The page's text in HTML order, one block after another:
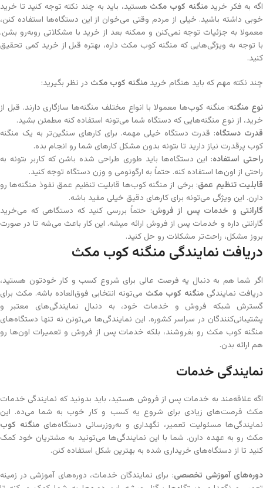
اگه به فکر خریدمنگنه کوب مکث هستید، باید به چند نکته توجه کنید تا خرید
خوبی داشته باشید. خیلی از مردم وقتی می‌خوان از این دستگاه‌ها استفاده کنن،
معمولا به جزئیات توجه نمی‌کنن و ممکنه بعد از خرید با مشکلاتی روبه‌رو بشن.
با توجه به ویژگی‌هایی که منگنه کوب مکث داره، بهتره قبل از خرید کمی تحقیق
کنید.
چند نکته مهم که باید هنگام خرید منگنه کوب مکث در نظر بگیرید:
نوع منگنه: منگنه کوب‌ها معمولا با انواع مختلف منگنه‌ها سازگاری دارند. قبل از
خرید، از نوع منگنه‌هایی که دستگاه شما می‌تونه استفاده کنه مطمئن بشید.
قدرت دستگاه: قدرت دستگاه خیلی مهمه. برای کارهای سنگین‌تر به یک منگنه
کوب پرقدرت نیاز دارید تا بتونه بدون مشکل کارهای شما رو انجام بده.
راحتی استفاده: این دستگاه‌ها باید طوری طراحی شده باشن که کاربر بتونه به
راحتی از اون‌ها استفاده کنه. حتماً به ارگونومی و وزن دستگاه توجه کنید.
قابلیت تنظیم عمق: برخی از منگنه کوب‌ها قابلیت تنظیم عمق نفوذ منگنه‌ها رو
دارن. این ویژگی می‌تونه برای کارهای دقیق خیلی مفید باشه.
گارانتی و خدمات پس از فروش: حتماً بررسی کنید که دستگاهی که می‌خرید
گارانتی داره و خدمات پس از فروش ارائه میشه. این کار باعث می‌شه تا در صورت
بروز مشکل، راحت‌تر مشکلات رو حل کنید.
دریافت نمایندگی منگنه کوب مکث
اگر شما هم به دنبال یه فرصت عالی برای شروع کسب و کار خودتون هستید،
دریافت نمایندگی منگنه کوب مکث می‌تونه انتخابی فوق‌العاده باشه. مکث برای
گسترش شبکه فروش و خدمات خود، به دنبال نمایندگی‌های معتبر و
پشتیبانی‌کنندگان در سراسر کشوره. این نمایندگی‌ها می‌تونن نه تنها دستگاه‌های
منگنه کوب مکث رو بفروشند، بلکه خدمات پس از فروش و تعمیرات اون‌ها رو
هم ارائه بدن.
نمایندگی خدمات
اگه علاقه‌مند به خدمات پس از فروش هستید، باید بدونید که نمایندگی خدمات
مکث فرصت‌های زیادی برای شروع یه کسب و کار خوب به شما می‌ده. این
نمایندگی‌ها مسئولیت تعمیر، نگهداری و به‌روزرسانی دستگاه‌هایمنگنه کوب
مکث رو به عهده دارن. شما با این نمایندگی‌ها می‌تونید به مشتریان خود کمک
کنید تا از دستگاه‌های خریداری شده به بهترین شکل استفاده کنن.
دوره‌های آموزشی تخصصی: برای نمایندگان خدمات، دوره‌های آموزشی در زمینه